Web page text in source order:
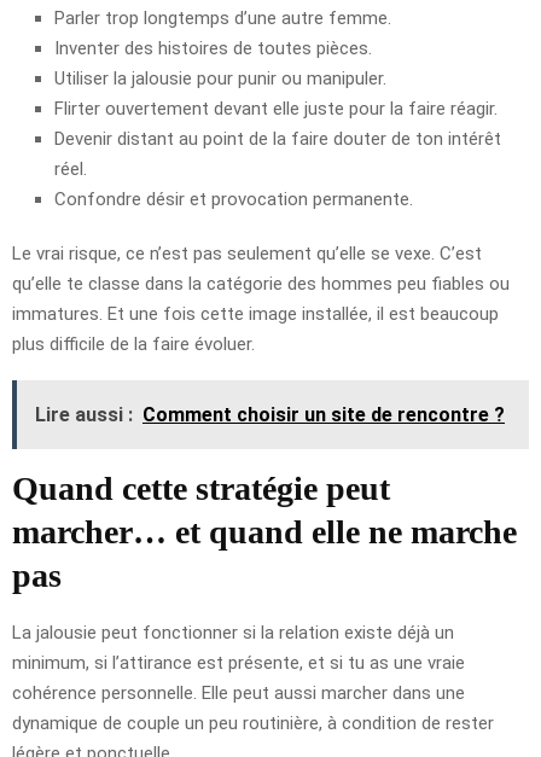
Parler trop longtemps d’une autre femme.
Inventer des histoires de toutes pièces.
Utiliser la jalousie pour punir ou manipuler.
Flirter ouvertement devant elle juste pour la faire réagir.
Devenir distant au point de la faire douter de ton intérêt
réel.
Confondre désir et provocation permanente.
Le vrai risque, ce n’est pas seulement qu’elle se vexe. C’est
qu’elle te classe dans la catégorie des hommes peu fiables ou
immatures. Et une fois cette image installée, il est beaucoup
plus difficile de la faire évoluer.
Lire aussi : Comment choisir un site de rencontre ?
Quand cette stratégie peut
marcher… et quand elle ne marche
pas
La jalousie peut fonctionner si la relation existe déjà un
minimum, si l’attirance est présente, et si tu as une vraie
cohérence personnelle. Elle peut aussi marcher dans une
dynamique de couple un peu routinière, à condition de rester